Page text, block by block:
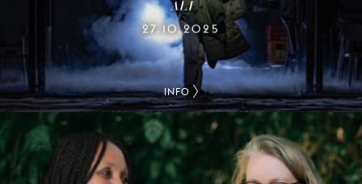
ALI
27.10.2025
INFO